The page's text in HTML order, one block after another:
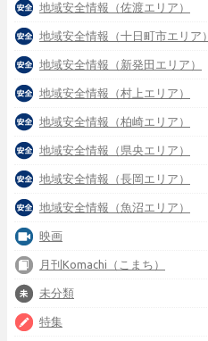
地域安全情報（佐渡エリア）
地域安全情報（十日町市エリア）
地域安全情報（新発田エリア）
地域安全情報（村上エリア）
地域安全情報（柏崎エリア）
地域安全情報（県央エリア）
地域安全情報（長岡エリア）
地域安全情報（魚沼エリア）
映画
月刊Komachi（こまち）
未分類
特集